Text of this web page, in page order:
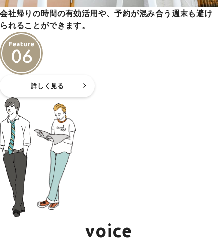
会社帰りの時間の有効活用や、予約が混み合う週末も避け
られることができます。
詳しく見る
voice